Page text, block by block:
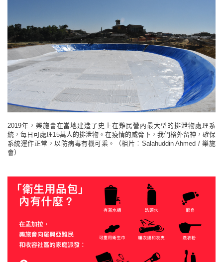
2019年，樂施會在當地建造了史上在難民營內最大型的排泄物處理系
統，每日可處理15萬人的排泄物。在疫情的威脅下，我們格外留神，確保
系統運作正常，以防病毒有機可乘。（相片︰Salahuddin Ahmed / 樂施
會）